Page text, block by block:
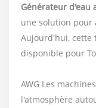
Générateur d'eau
une solution pour
Aujourd'hui, cette
disponible pour
AWG Les
l'atmosphère